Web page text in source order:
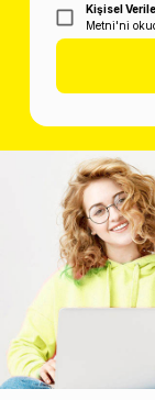
Kişisel
Metni'ni